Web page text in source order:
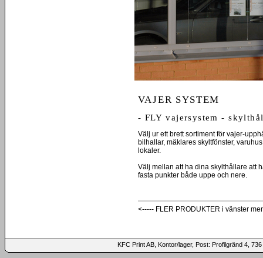
VAJER SYSTEM
- FLY vajersystem -
Välj ur ett brett sortiment för vajer-
bilhallar, mäklares skyltfönster,
lokaler.
Välj mellan att ha dina skylthållare att
fasta punkter både uppe och nere.
<----- FLER PRODUKTER i vänster
KFC Print AB, Kontor/lager, Post: Profilgränd 4,